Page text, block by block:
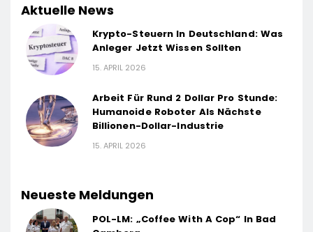
Aktuelle News
Krypto-Steuern In Deutschland: Was
Anleger Jetzt Wissen Sollten
15. APRIL 2026
Arbeit Für Rund 2 Dollar Pro Stunde:
Humanoide Roboter Als Nächste
Billionen-Dollar-Industrie
15. APRIL 2026
Neueste Meldungen
POL-LM: „Coffee With A Cop“ In Bad